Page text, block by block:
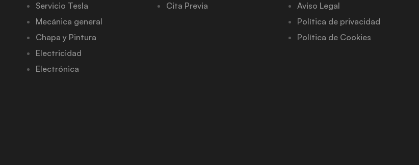
Servicio Tesla
Mecánica general
Chapa y Pintura
Electricidad
Electrónica
Cita Previa
Aviso Legal
Política de privacidad
Política de Cookies